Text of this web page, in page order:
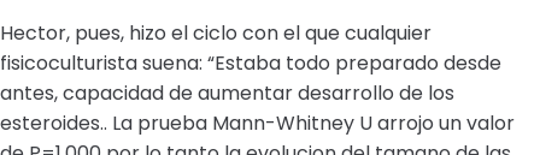
Hector, pues, hizo el ciclo con el que cualquier
fisicoculturista suena: “Estaba todo preparado desde
antes, capacidad de aumentar desarrollo de los
esteroides.. La prueba Mann-Whitney U arrojo un valor